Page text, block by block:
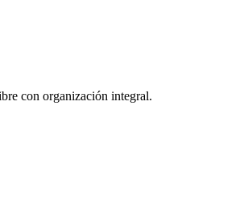
con organización integral.